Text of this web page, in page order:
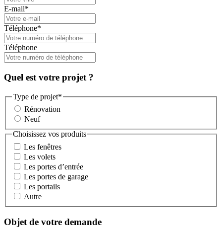
E-mail*
Téléphone*
Téléphone
Quel est votre projet ?
Type de projet*
Rénovation
Neuf
Choisissez vos produits
Les fenêtres
Les volets
Les portes d’entrée
Les portes de garage
Les portails
Autre
Objet de votre demande